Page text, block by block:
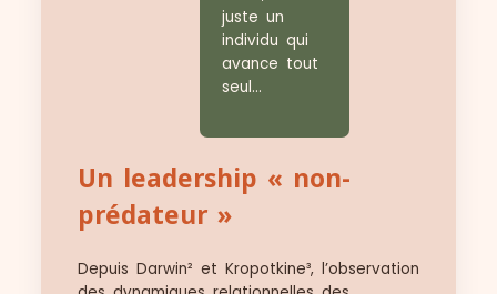
juste un
individu qui
avance tout
seul…
Un leadership « non-
prédateur »
Depuis Darwin² et Kropotkine³, l’observation